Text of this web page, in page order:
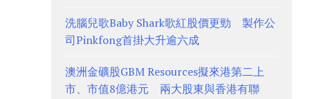
洗腦兒歌Baby Shark歌紅股價更勁 製作公
司Pinkfong首掛大升逾六成
澳洲金礦股GBM Resources擬來港第二上
市、市值8億港元 兩大股東與香港有聯